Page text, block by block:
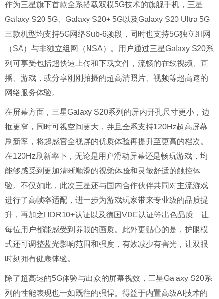
作为三星旗下首款全系搭载双模5G技术的旗舰手机，三星
Galaxy S20 5G、Galaxy S20+ 5G以及Galaxy S20 Ultra 5G
三款机型均支持5G网络Sub-6频段，同时也支持5G独立组网
（SA）与非独立组网（NSA）。用户通过三星Galaxy S20系
列可享受包括超快速上传和下载文件，流畅的在线视频、直
播、游戏，或分享刚刚拍摄的超高清照片、视频等超高速的
网络服务体验。
在屏幕方面，三星Galaxy S20系列的屏内开孔尺寸更小，边
框更窄，同时可视空间更大，并且全系支持120Hz超高屏幕
刷新率，将超感官全视屏的优质体验再提升至更高的档次。
在120Hz刷新率下，无论是用户滑动屏幕还是畅玩游戏，均
能够感受到更加清晰顺滑的视觉体验和灵敏舒适的触控体
验。不仅如此，此次三星还与国内合作伙伴共同对主流游戏
进行了高帧率适配，进一步为游戏玩家带来专业级的品质提
升，再加之HDR10+认证以及德国VDE认证等出色品质，让
每位用户都能感受到养眼的画质。此外更贴心的是，护眼模
式还可调整蓝光影响范围和强度，有效减少有害光，让双眼
时刻拥有健康体验。
除了超高速的5G体验与出众的屏幕视效，三星Galaxy S20系
列的性能表现也一如既往的强悍。得益于内置高级AI技术的